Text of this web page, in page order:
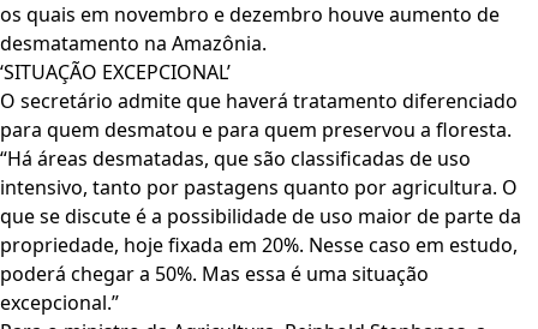
os quais em novembro e dezembro houve aumento de
desmatamento na Amazônia.
‘SITUAÇÃO EXCEPCIONAL’
O secretário admite que haverá tratamento diferenciado
para quem desmatou e para quem preservou a floresta.
“Há áreas desmatadas, que são classificadas de uso
intensivo, tanto por pastagens quanto por agricultura. O
que se discute é a possibilidade de uso maior de parte da
propriedade, hoje fixada em 20%. Nesse caso em estudo,
poderá chegar a 50%. Mas essa é uma situação
excepcional.”